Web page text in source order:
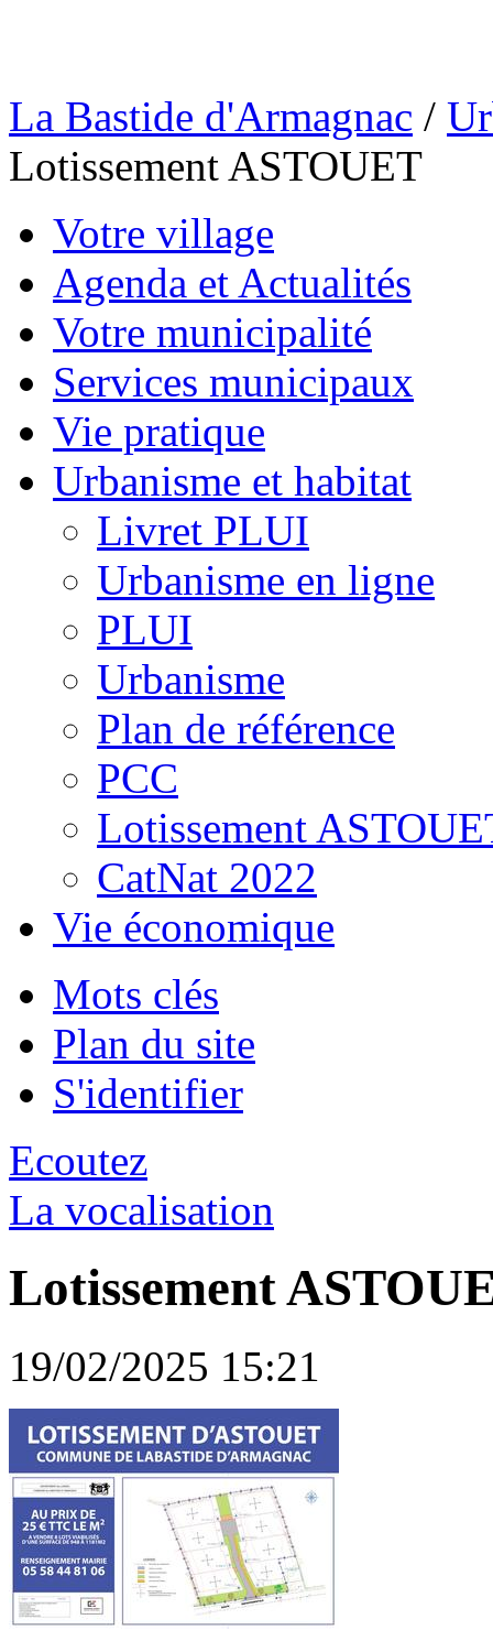
La Bastide d'Armagnac /
Lotissement ASTOUET
Votre village
Agenda et Actualités
Votre municipalité
Services municipaux
Vie pratique
Urbanisme et habitat
Livret PLUI
Urbanisme en ligne
PLUI
Urbanisme
Plan de référence
PCC
Lotissement
CatNat 2022
Vie économique
Mots clés
Plan du site
S'identifier
Ecoutez
La vocalisation
Lotissement
19/02/2025 15:21